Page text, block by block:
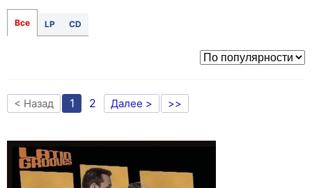
Все LP CD
< Назад 1 2 Далее > >>